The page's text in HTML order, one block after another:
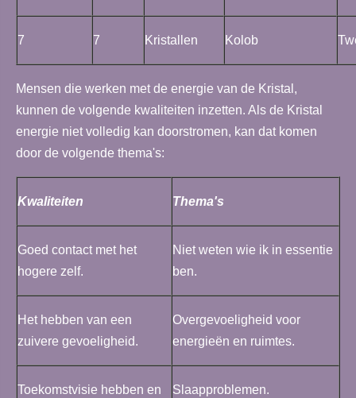
7 7 Kristallen Kolob
Mensen die werken met de energie van de Kristal,
kunnen de volgende kwaliteiten inzetten. Als de Kristal
energie niet volledig kan doorstromen, kan dat komen
door de volgende thema's:
Kwaliteiten Thema's
Goed contact met het
hogere zelf.
Niet weten wie ik in essentie
ben.
Het hebben van een
zuivere gevoeligheid.
Overgevoeligheid voor
energieën en ruimtes.
Toekomstvisie hebben en
Slaapproblemen.